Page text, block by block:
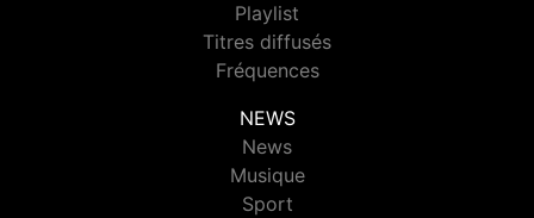
Playlist
Titres diffusés
Fréquences
NEWS
News
Musique
Sport